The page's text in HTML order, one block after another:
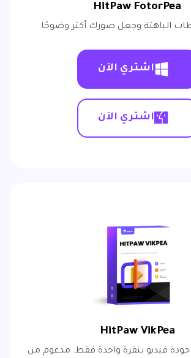
HitPaw FotorPea
الباهتة وجعل صورك أكثر وضوحًا.
اشتري الآن
اشتري الآن
HitPaw VikPea
فيديو بنقرة واحدة فقط. مدعوم من